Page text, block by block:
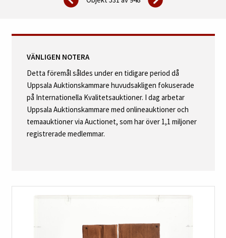
VÄNLIGEN NOTERA
Detta föremål såldes under en tidigare period då
Uppsala Auktionskammare huvudsakligen fokuserade
på Internationella Kvalitetsauktioner. I dag arbetar
Uppsala Auktionskammare med onlineauktioner och
temaauktioner via Auctionet, som har över 1,1 miljoner
registrerade medlemmar.